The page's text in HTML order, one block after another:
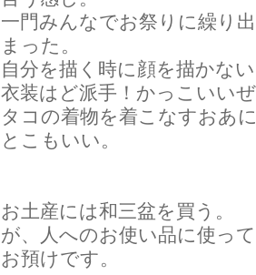
一門みんなでお祭りに繰り
まった。
自分を描く時に顔を描かな
衣装はど派手！かっこいい
タコの着物を着こなすおあ
とこもいい。
お土産には和三盆を買う。
が、人へのお使い品に使っ
お預けです。